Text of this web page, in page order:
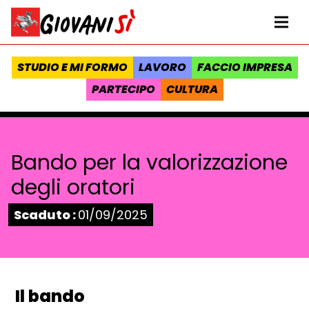
Vai al contenuto
Homepage Giovanisì - Progetto della Regione Toscana
STUDIO E MI FORMO LAVORO
FACCIO IMPRESA
PARTECIPO
CULTURA
Bando per la valorizzazione
degli oratori
Stato:
Scaduto :01/09/2025
Il bando